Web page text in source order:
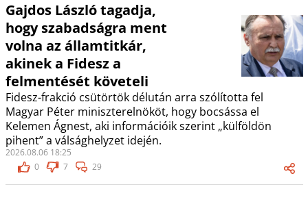
Gajdos László tagadja,
hogy szabadságra ment
volna az államtitkár,
akinek a Fidesz a
felmentését követeli
Fidesz-frakció csütörtök délután arra szólította fel
Magyar Péter miniszterelnököt, hogy bocsássa el
Kelemen Ágnest, aki információik szerint „külföldön
pihent” a válsághelyzet idején.
2026.08.06 18:25
0
7 29